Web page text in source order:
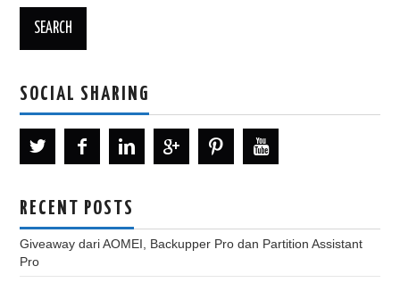
SOCIAL SHARING
RECENT POSTS
Giveaway dari AOMEI, Backupper Pro dan Partition Assistant
Pro